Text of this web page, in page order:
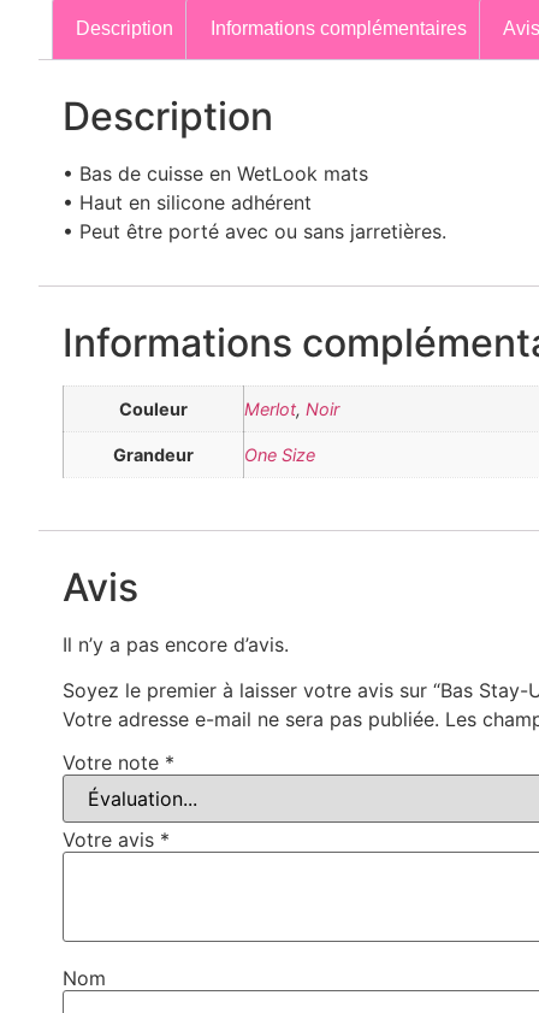
Description Informations complémentaires
Description
• Bas de cuisse en WetLook mats
• Haut en silicone adhérent
• Peut être porté avec ou sans jarretières.
Informations
Couleur Merlot, Noir
Grandeur One Size
Avis
Il n’y a pas encore d’avis.
Soyez le premier à laisser votre avis sur “Bas Stay-
Votre adresse e-mail ne sera pas publiée. Les
Votre note *
Votre avis *
Nom